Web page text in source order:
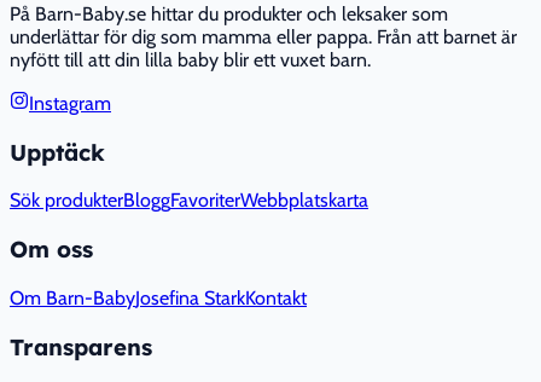
På Barn-Baby.se hittar du produkter och leksaker som
underlättar för dig som mamma eller pappa. Från att barnet är
nyfött till att din lilla baby blir ett vuxet barn.
Instagram
Upptäck
Sök produkterBloggFavoriterWebbplatskarta
Om oss
Om Barn-BabyJosefina StarkKontakt
Transparens